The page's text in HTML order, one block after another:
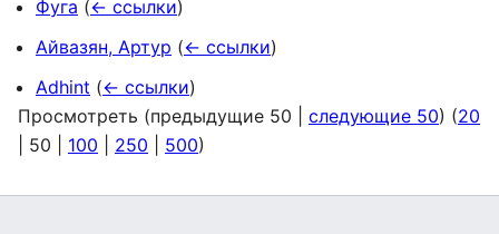
Фуга (← ссылки)
Айвазян, Артур (← ссылки)
Adhint (← ссылки)
Просмотреть (предыдущие 50 следующие 50) (20
50 100 250 500)